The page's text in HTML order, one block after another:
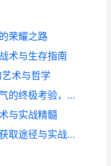
荣耀之路
术与生存指南
术与哲学
和平精英如何砸据点，战术与勇气的终极考验，副标题，从新手到高手的据点征服指南
与实战精髓
和平精英外星飞碟在哪买，揭秘获取途径与实战价值